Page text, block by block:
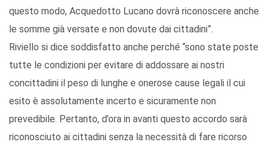
questo modo, Acquedotto Lucano dovrà riconoscere anche
le somme già versate e non dovute dai cittadini”.
Riviello si dice soddisfatto anche perché “sono state poste
tutte le condizioni per evitare di addossare ai nostri
concittadini il peso di lunghe e onerose cause legali il cui
esito è assolutamente incerto e sicuramente non
prevedibile. Pertanto, d’ora in avanti questo accordo sarà
riconosciuto ai cittadini senza la necessità di fare ricorso